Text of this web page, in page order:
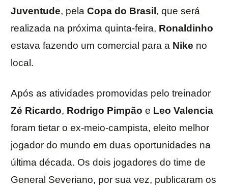
Juventude, pela Copa do Brasil , que será
realizada na próxima quinta-feira, Ronaldinho
estava fazendo um comercial para a Nike no
local.
Após as atividades promovidas pelo treinador
Zé Ricardo, Rodrigo Pimpão e Leo Valencia
foram tietar o ex-meio-campista, eleito melhor
jogador do mundo em duas oportunidades na
última década. Os dois jogadores do time de
General Severiano, por sua vez, publicaram os